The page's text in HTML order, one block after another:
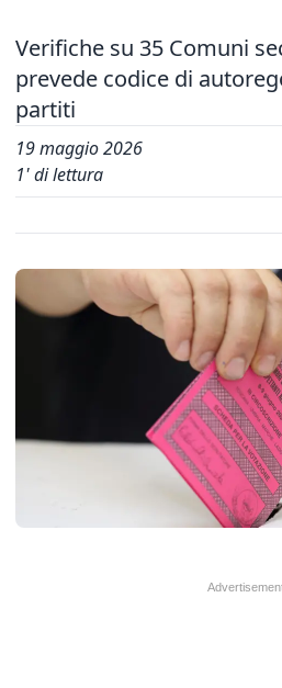
Verifiche su 35 Comuni
prevede codice di
partiti
19 maggio 2026
1' di lettura